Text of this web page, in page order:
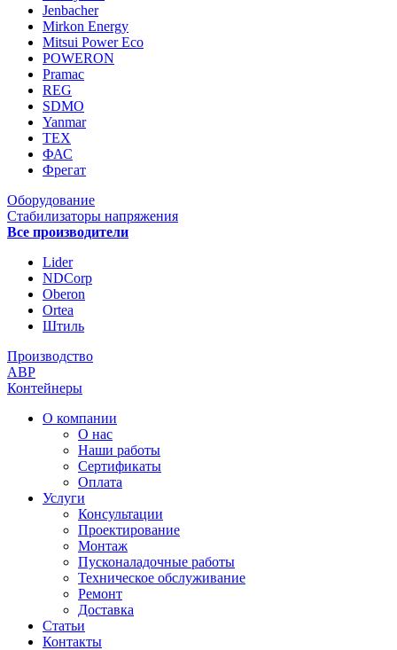
Jenbacher
Mirkon Energy
Mitsui Power Eco
POWERON
Pramac
REG
SDMO
Yanmar
ТЕХ
ФАС
Фрегат
Оборудование
Стабилизаторы напряжения
Все производители
Lider
NDCorp
Oberon
Ortea
Штиль
Производство
АВР
Контейнеры
О компании
О нас
Наши работы
Сертификаты
Оплата
Услуги
Консультации
Проектирование
Монтаж
Пусконаладочные работы
Техническое обслуживание
Ремонт
Доставка
Статьи
Контакты